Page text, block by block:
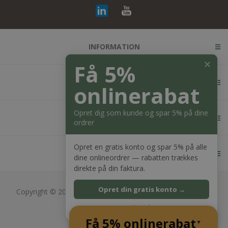
INFORMATION
KUNDESERVICE
MIN KONTO
KONTAKT OS
Copyright © 2026 Bagger Nielsen webshop. Alle rettigheder
forbeholdt.
Powered bynopCommerce
✕
Få 5%
onlinerabat
Opret dig som kunde og spar 5% på dine
ordrer
Opret en gratis konto og spar 5% på alle
dine onlineordrer — rabatten trækkes
direkte på din faktura.
Opret din gratis konto →
Nej tak
Få 5% onlinerabat ▲